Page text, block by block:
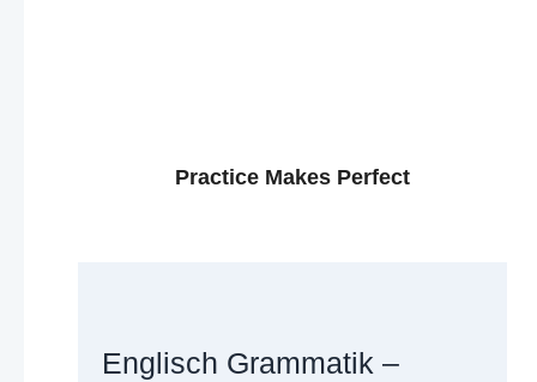
Practice Makes Perfect
Englisch Grammatik –